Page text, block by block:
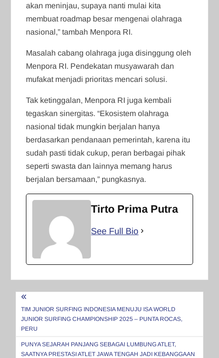
akan meninjau, supaya nanti mulai kita
membuat roadmap besar mengenai olahraga
nasional,” tambah Menpora RI.
Masalah cabang olahraga juga disinggung oleh
Menpora RI. Pendekatan musyawarah dan
mufakat menjadi prioritas mencari solusi.
Tak ketinggalan, Menpora RI juga kembali
tegaskan sinergitas. “Ekosistem olahraga
nasional tidak mungkin berjalan hanya
berdasarkan pendanaan pemerintah, karena itu
sudah pasti tidak cukup, peran berbagai pihak
seperti swasta dan lainnya memang harus
berjalan bersamaan,” pungkasnya.
Tirto Prima Putra
See Full Bio
Navigasi
pos
TIM JUNIOR SURFING INDONESIA MENUJU ISA WORLD
JUNIOR SURFING CHAMPIONSHIP 2025 – PUNTA ROCAS,
PERU
PUNYA SEJARAH PANJANG SEBAGAI LUMBUNG ATLET,
SAATNYA PRESTASI ATLET JAWA TENGAH JADI KEBANGGAAN